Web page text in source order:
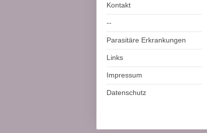
Kontakt
--
Parasitäre Erkrankungen
Links
Impressum
Datenschutz